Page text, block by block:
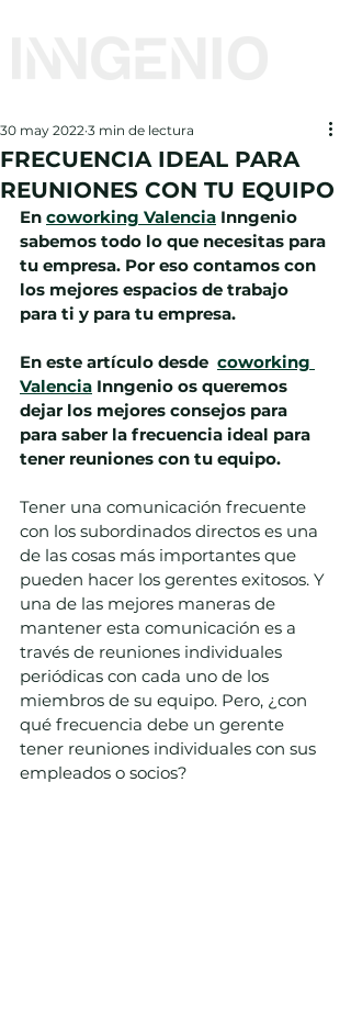
FRECUENCIA IDEAL PARA
REUNIONES CON TU EQUIPO
30 may 2022 3 min de lectura
En coworking Valencia Inngenio
sabemos todo lo que necesitas para
tu empresa. Por eso contamos con
los mejores espacios de trabajo
para ti y para tu empresa.
En este artículo desde coworking
Valencia Inngenio os queremos
dejar los mejores consejos para
para saber la frecuencia ideal para
tener reuniones con tu equipo.
Tener una comunicación frecuente
con los subordinados directos es una
de las cosas más importantes que
pueden hacer los gerentes exitosos. Y
una de las mejores maneras de
mantener esta comunicación es a
través de reuniones individuales
periódicas con cada uno de los
miembros de su equipo. Pero, ¿con
qué frecuencia debe un gerente
tener reuniones individuales con sus
empleados o socios?